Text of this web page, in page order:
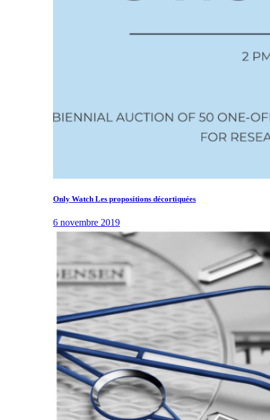
Only Watch Les propositions décortiquées
6 novembre 2019